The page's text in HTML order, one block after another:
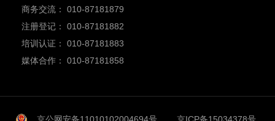
商务交流： 010-87181879
注册登记： 010-87181882
培训认证： 010-87181883
媒体合作： 010-87181858
京公网安备11010102004694号 京ICP备15034378号